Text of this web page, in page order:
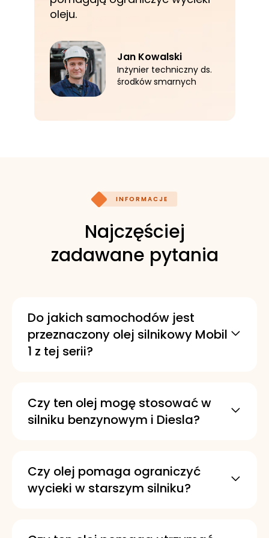
oleju.
Jan Kowalski
Inżynier techniczny ds.
środków smarnych
INFORMACJE
Najczęściej
zadawane pytania
Do jakich samochodów jest
przeznaczony olej silnikowy Mobil
1 z tej serii?
przebiegu, które mogą wymagać
dodatkowej ochrony. Nadaje się także
do silników o wysokich osiągach oraz
Czy ten olej mogę stosować w
silniku benzynowym i Diesla?
benzynowymi oraz Diesla. Nie jest
przeznaczony do silników Diesla z
filtrem cząstek stałych.
Czy olej pomaga ograniczyć
wycieki w starszym silniku?
co pomaga zapobiegać wyciekom